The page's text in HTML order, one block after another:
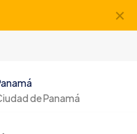
✕
de Panamá